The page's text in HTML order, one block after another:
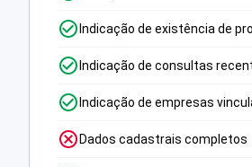
Indicação de existência de
Indicação de consultas
Indicação de empresas
Dados cadastrais completos